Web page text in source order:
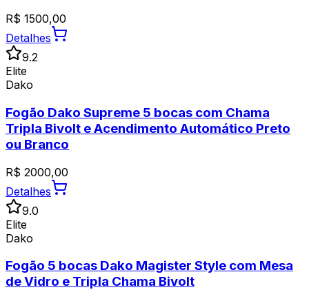
R$ 1500,00
Detalhes
9.2
Elite
Dako
Fogão Dako Supreme 5 bocas com Chama
Tripla Bivolt e Acendimento Automático Preto
ou Branco
R$ 2000,00
Detalhes
9.0
Elite
Dako
Fogão 5 bocas Dako Magister Style com Mesa
de Vidro e Tripla Chama Bivolt